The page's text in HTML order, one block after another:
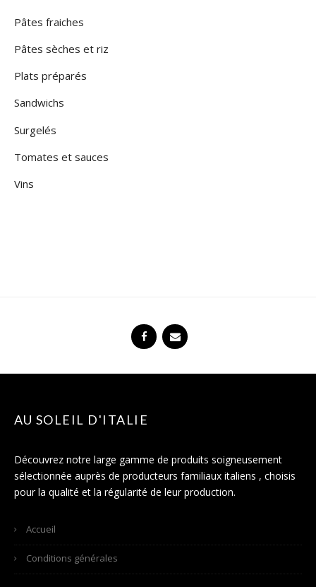
Pâtes fraiches
Pâtes sèches et riz
Plats préparés
Sandwichs
Surgelés
Tomates et sauces
Vins
AU SOLEIL D'ITALIE
Découvrez notre large gamme de produits soigneusement
sélectionnée auprès de producteurs familiaux italiens , choisis
pour la qualité et la régularité de leur production.
Accueil
Conditions générales